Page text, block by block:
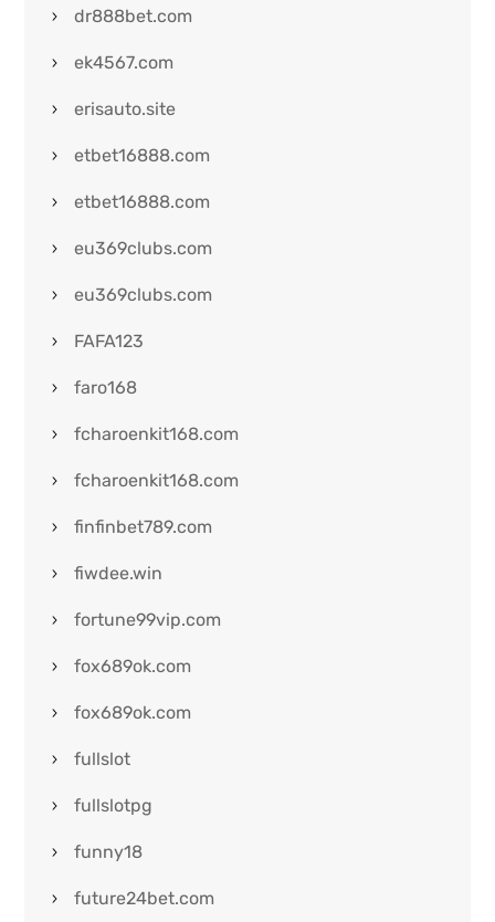
dr888bet.com
ek4567.com
erisauto.site
etbet16888.com
etbet16888.com
eu369clubs.com
eu369clubs.com
FAFA123
faro168
fcharoenkit168.com
fcharoenkit168.com
finfinbet789.com
fiwdee.win
fortune99vip.com
fox689ok.com
fox689ok.com
fullslot
fullslotpg
funny18
future24bet.com